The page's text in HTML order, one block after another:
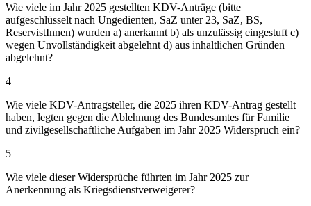
Wie viele im Jahr 2025 gestellten KDV-Anträge (bitte
aufgeschlüsselt nach Ungedienten, SaZ unter 23, SaZ, BS,
ReservistInnen) wurden a) anerkannt b) als unzulässig eingestuft c)
wegen Unvollständigkeit abgelehnt d) aus inhaltlichen Gründen
abgelehnt?
4
Wie viele KDV-Antragsteller, die 2025 ihren KDV-Antrag gestellt
haben, legten gegen die Ablehnung des Bundesamtes für Familie
und zivilgesellschaftliche Aufgaben im Jahr 2025 Widerspruch ein?
5
Wie viele dieser Widersprüche führten im Jahr 2025 zur
Anerkennung als Kriegsdienstverweigerer?